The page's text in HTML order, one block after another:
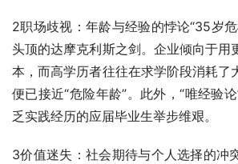
2职场歧视：年龄与经验的悖论“35岁
头顶的达摩克利斯之剑。企业倾向于用
本，而高学历者往往在求学阶段消耗了
便已接近“危险年龄”。此外，“唯经验
乏实践经历的应届毕业生举步维艰。
3价值迷失：社会期待与个人选择的冲